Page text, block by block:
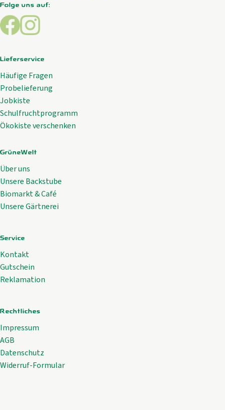
Folge uns auf:
Externer Link zu https://www.facebook.com/
Externer Link zu https://www.instagram.com/
Lieferservice
Häufige Fragen
Probelieferung
Jobkiste
Schulfruchtprogramm
Ökokiste verschenken
GrüneWelt
Über uns
Unsere Backstube
Biomarkt & Café
Unsere Gärtnerei
Service
Kontakt
Gutschein
Reklamation
Rechtliches
Impressum
AGB
Datenschutz
Widerruf-Formular